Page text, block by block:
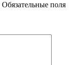
Обязательные поля